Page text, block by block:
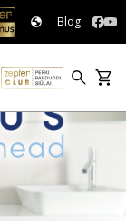
Blog